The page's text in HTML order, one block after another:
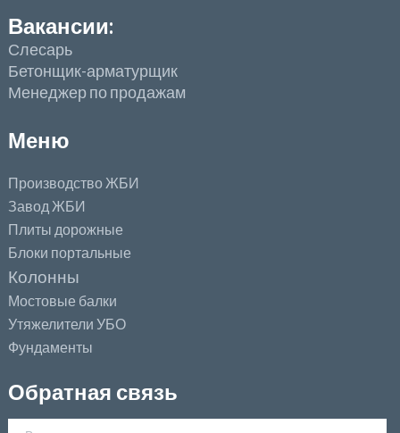
Вакансии:
Слесарь
Бетонщик-арматурщик
Менеджер по продажам
Меню
Производство ЖБИ
Завод ЖБИ
Плиты дорожные
Блоки портальные
Колонны
Мостовые балки
Утяжелители УБО
Фундаменты
Обратная связь